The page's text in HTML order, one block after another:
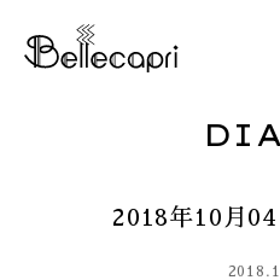
2018年10月